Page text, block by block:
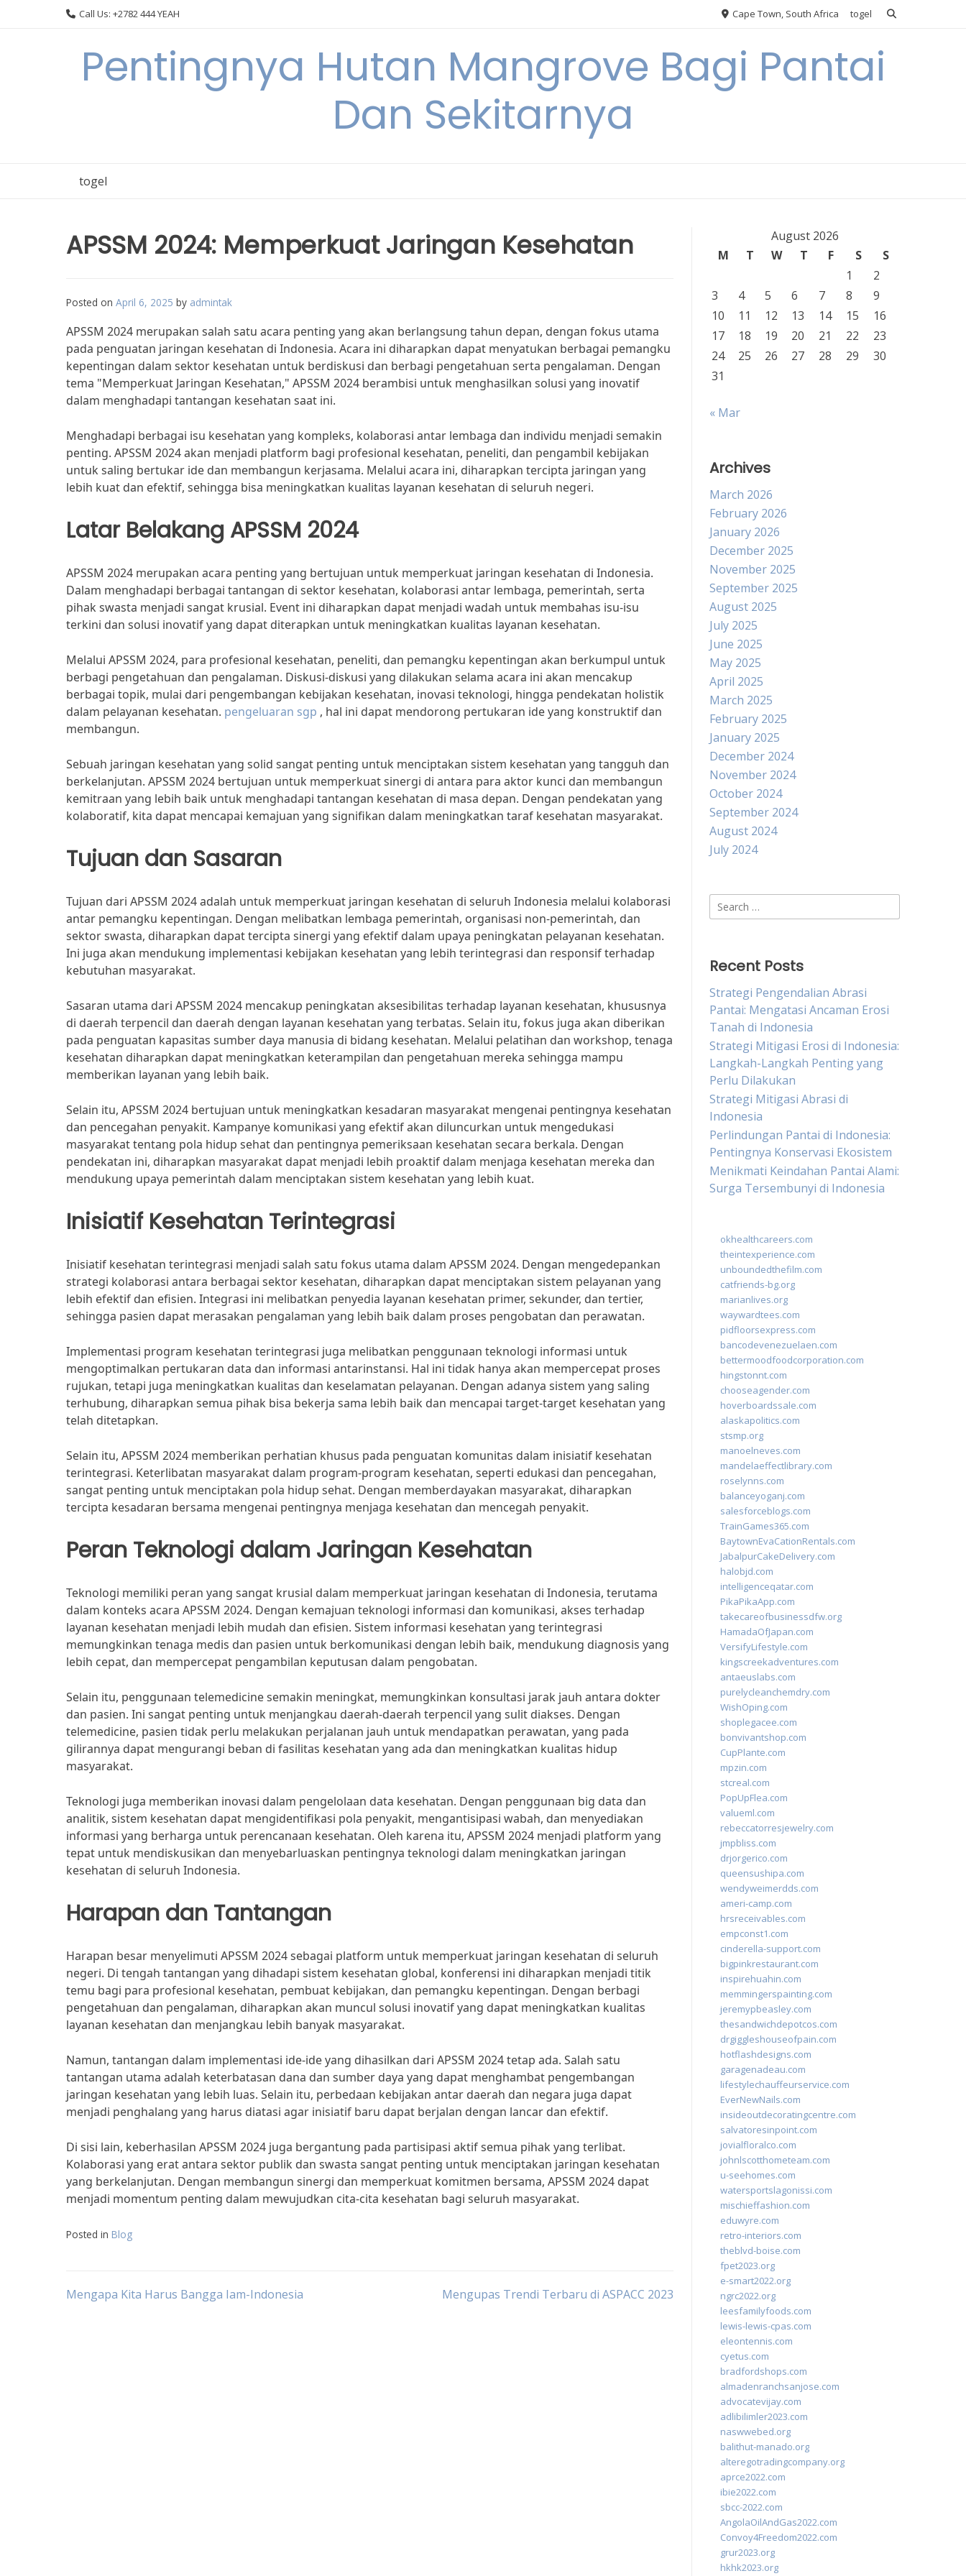
Call Us: +2782 444 YEAH Cape Town, South Africa togel
Pentingnya Hutan Mangrove Bagi Pantai
Dan Sekitarnya
togel
APSSM 2024: Memperkuat Jaringan Kesehatan
Posted on April 6, 2025 by admintak
APSSM 2024 merupakan salah satu acara penting yang akan berlangsung tahun depan, dengan fokus utama
pada penguatan jaringan kesehatan di Indonesia. Acara ini diharapkan dapat menyatukan berbagai pemangku
kepentingan dalam sektor kesehatan untuk berdiskusi dan berbagi pengetahuan serta pengalaman. Dengan
tema "Memperkuat Jaringan Kesehatan," APSSM 2024 berambisi untuk menghasilkan solusi yang inovatif
dalam menghadapi tantangan kesehatan saat ini.
Menghadapi berbagai isu kesehatan yang kompleks, kolaborasi antar lembaga dan individu menjadi semakin
penting. APSSM 2024 akan menjadi platform bagi profesional kesehatan, peneliti, dan pengambil kebijakan
untuk saling bertukar ide dan membangun kerjasama. Melalui acara ini, diharapkan tercipta jaringan yang
lebih kuat dan efektif, sehingga bisa meningkatkan kualitas layanan kesehatan di seluruh negeri.
Latar Belakang APSSM 2024
APSSM 2024 merupakan acara penting yang bertujuan untuk memperkuat jaringan kesehatan di Indonesia.
Dalam menghadapi berbagai tantangan di sektor kesehatan, kolaborasi antar lembaga, pemerintah, serta
pihak swasta menjadi sangat krusial. Event ini diharapkan dapat menjadi wadah untuk membahas isu-isu
terkini dan solusi inovatif yang dapat diterapkan untuk meningkatkan kualitas layanan kesehatan.
Melalui APSSM 2024, para profesional kesehatan, peneliti, dan pemangku kepentingan akan berkumpul untuk
berbagi pengetahuan dan pengalaman. Diskusi-diskusi yang dilakukan selama acara ini akan mencakup
berbagai topik, mulai dari pengembangan kebijakan kesehatan, inovasi teknologi, hingga pendekatan holistik
dalam pelayanan kesehatan. pengeluaran sgp , hal ini dapat mendorong pertukaran ide yang konstruktif dan
membangun.
Sebuah jaringan kesehatan yang solid sangat penting untuk menciptakan sistem kesehatan yang tangguh dan
berkelanjutan. APSSM 2024 bertujuan untuk memperkuat sinergi di antara para aktor kunci dan membangun
kemitraan yang lebih baik untuk menghadapi tantangan kesehatan di masa depan. Dengan pendekatan yang
kolaboratif, kita dapat mencapai kemajuan yang signifikan dalam meningkatkan taraf kesehatan masyarakat.
Tujuan dan Sasaran
Tujuan dari APSSM 2024 adalah untuk memperkuat jaringan kesehatan di seluruh Indonesia melalui kolaborasi
antar pemangku kepentingan. Dengan melibatkan lembaga pemerintah, organisasi non-pemerintah, dan
sektor swasta, diharapkan dapat tercipta sinergi yang efektif dalam upaya peningkatan pelayanan kesehatan.
Ini juga akan mendukung implementasi kebijakan kesehatan yang lebih terintegrasi dan responsif terhadap
kebutuhan masyarakat.
Sasaran utama dari APSSM 2024 mencakup peningkatan aksesibilitas terhadap layanan kesehatan, khususnya
di daerah terpencil dan daerah dengan layanan kesehatan yang terbatas. Selain itu, fokus juga akan diberikan
pada penguatan kapasitas sumber daya manusia di bidang kesehatan. Melalui pelatihan dan workshop, tenaga
kesehatan diharapkan dapat meningkatkan keterampilan dan pengetahuan mereka sehingga mampu
memberikan layanan yang lebih baik.
Selain itu, APSSM 2024 bertujuan untuk meningkatkan kesadaran masyarakat mengenai pentingnya kesehatan
dan pencegahan penyakit. Kampanye komunikasi yang efektif akan diluncurkan untuk mengedukasi
masyarakat tentang pola hidup sehat dan pentingnya pemeriksaan kesehatan secara berkala. Dengan
pendekatan ini, diharapkan masyarakat dapat menjadi lebih proaktif dalam menjaga kesehatan mereka dan
mendukung upaya pemerintah dalam menciptakan sistem kesehatan yang lebih kuat.
Inisiatif Kesehatan Terintegrasi
Inisiatif kesehatan terintegrasi menjadi salah satu fokus utama dalam APSSM 2024. Dengan mengedepankan
strategi kolaborasi antara berbagai sektor kesehatan, diharapkan dapat menciptakan sistem pelayanan yang
lebih efektif dan efisien. Integrasi ini melibatkan penyedia layanan kesehatan primer, sekunder, dan tertier,
sehingga pasien dapat merasakan pengalaman yang lebih baik dalam proses pengobatan dan perawatan.
Implementasi program kesehatan terintegrasi juga melibatkan penggunaan teknologi informasi untuk
mengoptimalkan pertukaran data dan informasi antarinstansi. Hal ini tidak hanya akan mempercepat proses
rujukan, tetapi juga meningkatkan kualitas dan keselamatan pelayanan. Dengan adanya sistem yang saling
terhubung, diharapkan semua pihak bisa bekerja sama lebih baik dan mencapai target-target kesehatan yang
telah ditetapkan.
Selain itu, APSSM 2024 memberikan perhatian khusus pada penguatan komunitas dalam inisiatif kesehatan
terintegrasi. Keterlibatan masyarakat dalam program-program kesehatan, seperti edukasi dan pencegahan,
sangat penting untuk menciptakan pola hidup sehat. Dengan memberdayakan masyarakat, diharapkan
tercipta kesadaran bersama mengenai pentingnya menjaga kesehatan dan mencegah penyakit.
Peran Teknologi dalam Jaringan Kesehatan
Teknologi memiliki peran yang sangat krusial dalam memperkuat jaringan kesehatan di Indonesia, terutama
dalam konteks acara APSSM 2024. Dengan kemajuan teknologi informasi dan komunikasi, akses terhadap
layanan kesehatan menjadi lebih mudah dan efisien. Sistem informasi kesehatan yang terintegrasi
memungkinkan tenaga medis dan pasien untuk berkomunikasi dengan lebih baik, mendukung diagnosis yang
lebih cepat, dan mempercepat pengambilan keputusan dalam pengobatan.
Selain itu, penggunaan telemedicine semakin meningkat, memungkinkan konsultasi jarak jauh antara dokter
dan pasien. Ini sangat penting untuk menjangkau daerah-daerah terpencil yang sulit diakses. Dengan
telemedicine, pasien tidak perlu melakukan perjalanan jauh untuk mendapatkan perawatan, yang pada
gilirannya dapat mengurangi beban di fasilitas kesehatan yang ada dan meningkatkan kualitas hidup
masyarakat.
Teknologi juga memberikan inovasi dalam pengelolaan data kesehatan. Dengan penggunaan big data dan
analitik, sistem kesehatan dapat mengidentifikasi pola penyakit, mengantisipasi wabah, dan menyediakan
informasi yang berharga untuk perencanaan kesehatan. Oleh karena itu, APSSM 2024 menjadi platform yang
tepat untuk mendiskusikan dan menyebarluaskan pentingnya teknologi dalam meningkatkan jaringan
kesehatan di seluruh Indonesia.
Harapan dan Tantangan
Harapan besar menyelimuti APSSM 2024 sebagai platform untuk memperkuat jaringan kesehatan di seluruh
negeri. Di tengah tantangan yang dihadapi sistem kesehatan global, konferensi ini diharapkan menjadi titik
temu bagi para profesional kesehatan, pembuat kebijakan, dan pemangku kepentingan. Dengan berbagi
pengetahuan dan pengalaman, diharapkan akan muncul solusi inovatif yang dapat meningkatkan kualitas
layanan kesehatan dan menjangkau lebih banyak masyarakat.
Namun, tantangan dalam implementasi ide-ide yang dihasilkan dari APSSM 2024 tetap ada. Salah satu
tantangan utama adalah keterbatasan dana dan sumber daya yang dapat menghambat pengembangan
jaringan kesehatan yang lebih luas. Selain itu, perbedaan kebijakan antar daerah dan negara juga dapat
menjadi penghalang yang harus diatasi agar inisiatif baru dapat berjalan dengan lancar dan efektif.
Di sisi lain, keberhasilan APSSM 2024 juga bergantung pada partisipasi aktif semua pihak yang terlibat.
Kolaborasi yang erat antara sektor publik dan swasta sangat penting untuk menciptakan jaringan kesehatan
yang berkelanjutan. Dengan membangun sinergi dan memperkuat komitmen bersama, APSSM 2024 dapat
menjadi momentum penting dalam mewujudkan cita-cita kesehatan bagi seluruh masyarakat.
Posted in Blog
Post
Mengapa Kita Harus Bangga Iam-Indonesia Mengupas Trendi Terbaru di ASPACC 2023
August 2026
M
T W T F S
S
1
2
3
4 5 6 7 8
9
10
11 12 13 14 15
16
17
18 19 20 21 22
23
24
25 26 27 28 29
30
31
« Mar
Archives
March 2026
February 2026
January 2026
December 2025
November 2025
September 2025
August 2025
July 2025
June 2025
May 2025
April 2025
March 2025
February 2025
January 2025
December 2024
November 2024
October 2024
September 2024
August 2024
July 2024
Search
for:
Recent Posts
Strategi Pengendalian Abrasi
Pantai: Mengatasi Ancaman Erosi
Tanah di Indonesia
Strategi Mitigasi Erosi di Indonesia:
Langkah-Langkah Penting yang
Perlu Dilakukan
Strategi Mitigasi Abrasi di
Indonesia
Perlindungan Pantai di Indonesia:
Pentingnya Konservasi Ekosistem
Menikmati Keindahan Pantai Alami:
Surga Tersembunyi di Indonesia
okhealthcareers.com
theintexperience.com
unboundedthefilm.com
catfriends-bg.org
marianlives.org
waywardtees.com
pidfloorsexpress.com
bancodevenezuelaen.com
bettermoodfoodcorporation.com
hingstonnt.com
chooseagender.com
hoverboardssale.com
alaskapolitics.com
stsmp.org
manoelneves.com
mandelaeffectlibrary.com
roselynns.com
balanceyoganj.com
salesforceblogs.com
TrainGames365.com
BaytownEvaCationRentals.com
JabalpurCakeDelivery.com
halobjd.com
intelligenceqatar.com
PikaPikaApp.com
takecareofbusinessdfw.org
HamadaOfJapan.com
VersifyLifestyle.com
kingscreekadventures.com
antaeuslabs.com
purelycleanchemdry.com
WishOping.com
shoplegacee.com
bonvivantshop.com
CupPlante.com
mpzin.com
stcreal.com
PopUpFlea.com
valueml.com
rebeccatorresjewelry.com
jmpbliss.com
drjorgerico.com
queensushipa.com
wendyweimerdds.com
ameri-camp.com
hrsreceivables.com
empconst1.com
cinderella-support.com
bigpinkrestaurant.com
inspirehuahin.com
memmingerspainting.com
jeremypbeasley.com
thesandwichdepotcos.com
drgiggleshouseofpain.com
hotflashdesigns.com
garagenadeau.com
lifestylechauffeurservice.com
EverNewNails.com
insideoutdecoratingcentre.com
salvatoresinpoint.com
jovialfloralco.com
johnlscotthometeam.com
u-seehomes.com
watersportslagonissi.com
mischieffashion.com
eduwyre.com
retro-interiors.com
theblvd-boise.com
fpet2023.org
e-smart2022.org
ngrc2022.org
leesfamilyfoods.com
lewis-lewis-cpas.com
eleontennis.com
cyetus.com
bradfordshops.com
almadenranchsanjose.com
advocatevijay.com
adlibilimler2023.com
naswwebed.org
balithut-manado.org
alteregotradingcompany.org
aprce2022.com
ibie2022.com
sbcc-2022.com
AngolaOilAndGas2022.com
Convoy4Freedom2022.com
grur2023.org
hkhk2023.org